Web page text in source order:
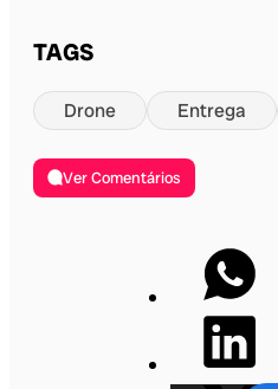
TAGS
Drone Entrega
Ver Comentários